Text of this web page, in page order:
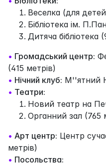
Веселка (для
Бібліотека ім.
Дитяча бібліотека
• Громадський центр:
(415 метрів)
• Нічний клуб: М''ятний
• Театри:
Новий театр на
Органний зал (765
• Арт центр: Центр
метрів)
• Посольства: